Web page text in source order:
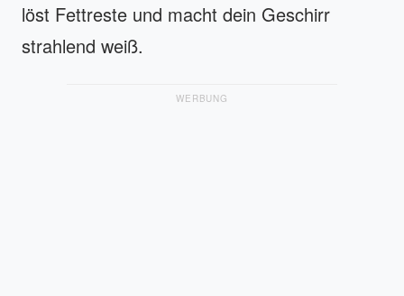
löst Fettreste und macht dein Geschirr
strahlend weiß.
WERBUNG